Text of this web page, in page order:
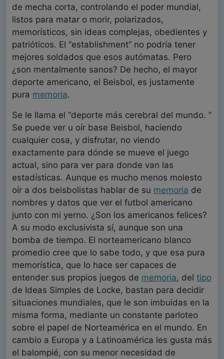
de mecha corta, controlando el poder mundial,
listos para matar o morir, polarizados,
memorísticos, sin ideas complejas, obedientes y
patrióticos. El “establishment” no podría tener
mejores soldados que esos autómatas. Pero
¿son mentalmente sanos? De hecho, el mayor
deporte americano, el Beisbol, es justamente
pura memoria.
Se le llama el “deporte más cerebral del mundo. ”
Se puede ver u oír base Beisbol, haciendo
cualquier cosa, y disfrutar, no viendo
exactamente para dónde se mueve el juego
actual, sino para ver para donde van las
estadísticas. Aunque es mucho menos molesto
oír a dos beisbolistas hablar de su memoria de
nombres y datos que ver el futbol americano
junto con mi yerno. ¿Son los americanos felices?
A su modo exclusivista sí, aunque son una
bomba de tiempo. El norteamericano blanco
promedio cree que lo sabe todo, y que esa pura
memorística, que lo hace ser capaces de
entender sus propios juegos de memoria, del tipo
de Ideas Simples de Locke, bastan para decidir
situaciones mundiales, que le son imbuidas en la
misma forma, mediante un constante parloteo
sobre el papel de Norteamérica en el mundo. En
cambio a Europa y a Latinoamérica les gusta más
el balompié, con su menor necesidad de